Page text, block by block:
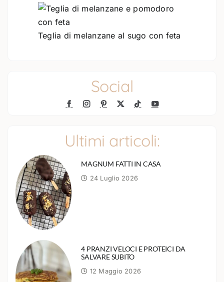
Teglia di melanzane al sugo con feta
Social
Ultimi articoli:
MAGNUM FATTI IN CASA
24 Luglio 2026
4 PRANZI VELOCI E PROTEICI DA
SALVARE SUBITO
12 Maggio 2026